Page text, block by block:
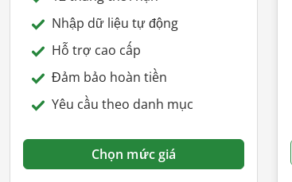
Nhập dữ liệu tự động
Hỗ trợ cao cấp
Đảm bảo hoàn tiền
Yêu cầu theo danh mục
Chọn mức giá